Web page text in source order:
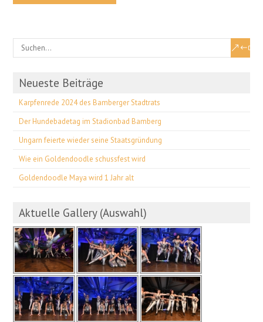
Neueste Beiträge
Karpfenrede 2024 des Bamberger Stadtrats
Der Hundebadetag im Stadionbad Bamberg
Ungarn feierte wieder seine Staatsgründung
Wie ein Goldendoodle schussfest wird
Goldendoodle Maya wird 1 Jahr alt
Aktuelle Gallery (Auswahl)